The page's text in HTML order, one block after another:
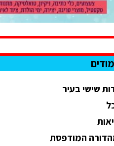
שישי בעיר
המודפסת